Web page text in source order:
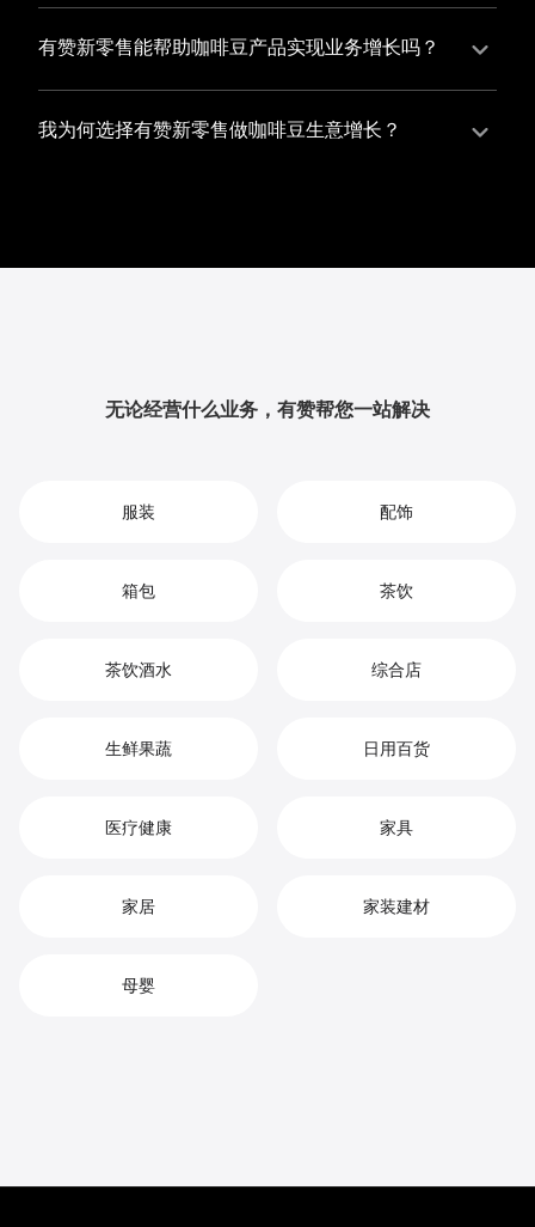
您的业务蓬勃发展，收获更多满意客户。
您可以使用有赞的门店管理系统，它可以帮助您实现门
店数据的集中管理，包括订单管理、员工管理、库存管
有赞新零售能帮助咖啡豆产品实现业务增长吗？
有赞新零售作为业内领先的一站式解决方案，整合线上
线下渠道、提供多样化店铺搭建、会员营销和大数据分
我为何选择有赞新零售做咖啡豆生意增长？
无论经营什么业务，有赞帮您一站解决
服装 配饰
箱包 茶饮
茶饮酒水 综合店
生鲜果蔬 日用百货
医疗健康 家具
家居 家装建材
母婴